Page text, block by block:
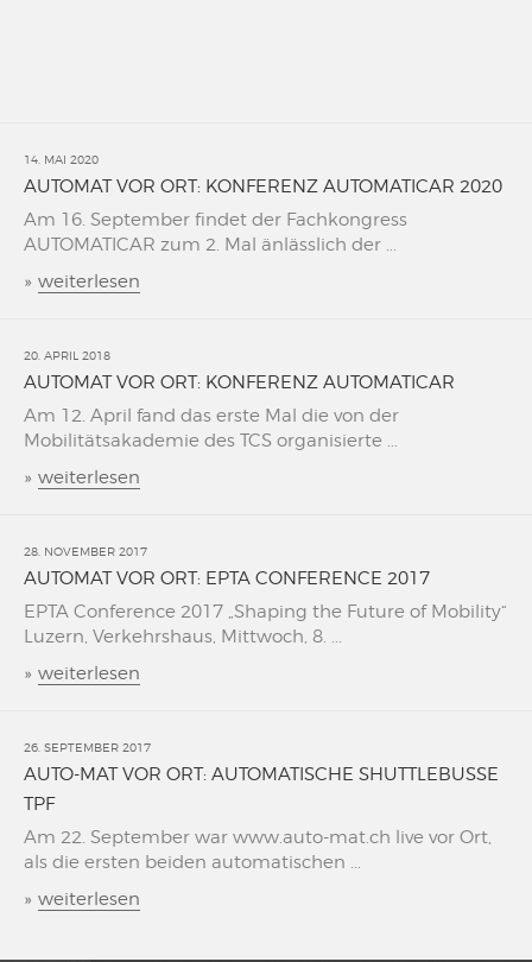
14. MAI 2020
AUTOMAT VOR ORT: KONFERENZ AUTOMATICAR 2020
Am 16. September findet der Fachkongress
AUTOMATICAR zum 2. Mal änlässlich der ...
» weiterlesen
20. APRIL 2018
AUTOMAT VOR ORT: KONFERENZ AUTOMATICAR
Am 12. April fand das erste Mal die von der
Mobilitätsakademie des TCS organisierte ...
» weiterlesen
28. NOVEMBER 2017
AUTOMAT VOR ORT: EPTA CONFERENCE 2017
EPTA Conference 2017 „Shaping the Future of Mobility“
Luzern, Verkehrshaus, Mittwoch, 8. ...
» weiterlesen
26. SEPTEMBER 2017
AUTO-MAT VOR ORT: AUTOMATISCHE SHUTTLEBUSSE
TPF
Am 22. September war www.auto-mat.ch live vor Ort,
als die ersten beiden automatischen ...
» weiterlesen